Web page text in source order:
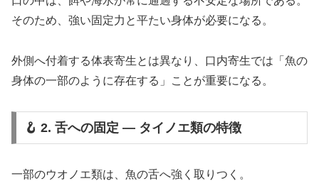
そのため、強い固定力と平たい身体が必要になる。
外側へ付着する体表寄生とは異なり、口内寄生では「魚の
身体の一部のように存在する」ことが重要になる。
🪝 2. 舌への固定 ― タイノエ類の特徴
一部のウオノエ類は、魚の舌へ強く取りつく。